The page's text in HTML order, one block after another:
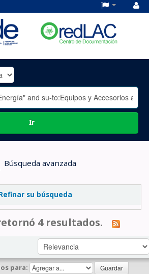
Ir
Búsqueda avanzada
su búsqueda
4 resultados.
para: